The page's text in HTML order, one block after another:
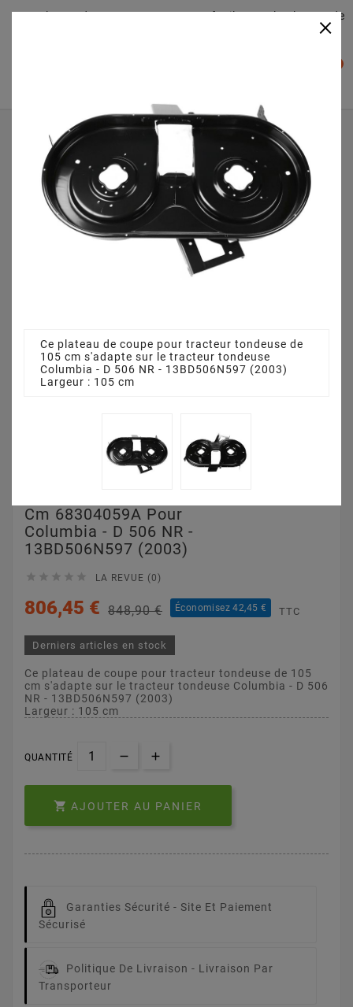
Plateaudecoupe.com : Trouver facilement le plateau de
Accueil
Plateau de coupe
Plateau de coupe 105 cm 68304059A pour Columbia - D
506 NR - 13BD506N597 (2003)
Cm 68304059A Pour
Columbia - D 506 NR -
13BD506N597 (2003)
     LA REVUE (0)
806,45 € 848,90 € Économisez 42,45 € TTC
Derniers articles en stock
Ce plateau de coupe pour tracteur tondeuse de 105
cm s'adapte sur le tracteur tondeuse Columbia - D 506
NR - 13BD506N597 (2003)
Largeur : 105 cm
QUANTITÉ
 AJOUTER AU PANIER
Garanties Sécurité - Site Et Paiement
Sécurisé
Politique De Livraison - Livraison Par
Transporteur
×
Ce plateau de coupe pour tracteur tondeuse de
105 cm s'adapte sur le tracteur tondeuse
Columbia - D 506 NR - 13BD506N597 (2003)
Largeur : 105 cm